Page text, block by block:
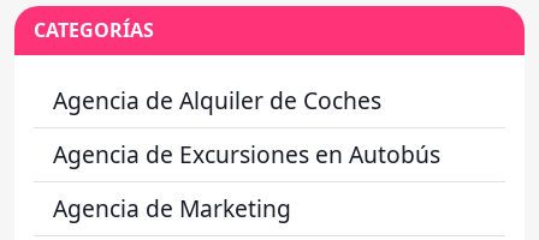
CATEGORÍAS
Agencia de Alquiler de Coches
Agencia de Excursiones en Autobús
Agencia de Marketing